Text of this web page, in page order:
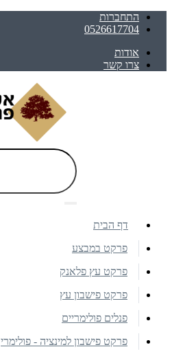
התחברות
0526617704
אודות
צרו קשר
דף הבית
פרקט במבצע
פרקט עץ פלאנק
פרקט פישבון עץ
פנלים פולימריים
פרקט פישבון למינציה - פולימרי